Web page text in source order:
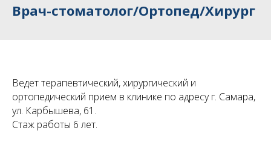
Врач-стоматолог/Ортопед/Хирург
Ведет терапевтический, хирургический и
ортопедический прием в клинике по адресу г. Самара,
ул. Карбышева, 61.
Стаж работы 6 лет.